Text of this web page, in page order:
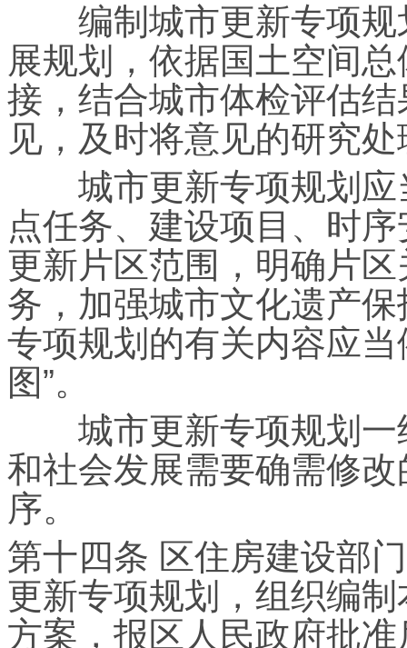
编制城市更新专项规
展规划，依据国土空间
接，结合城市体检评估
见，及时将意见的研究
城市更新专项规划应
点任务、建设项目、时
更新片区范围，明确片
务，加强城市文化遗产
专项规划的有关内容应
图”。
城市更新专项规划一
和社会发展需要确需修
序。
第十四条 区住房建设部
更新专项规划，组织编
方案，报区人民政府批